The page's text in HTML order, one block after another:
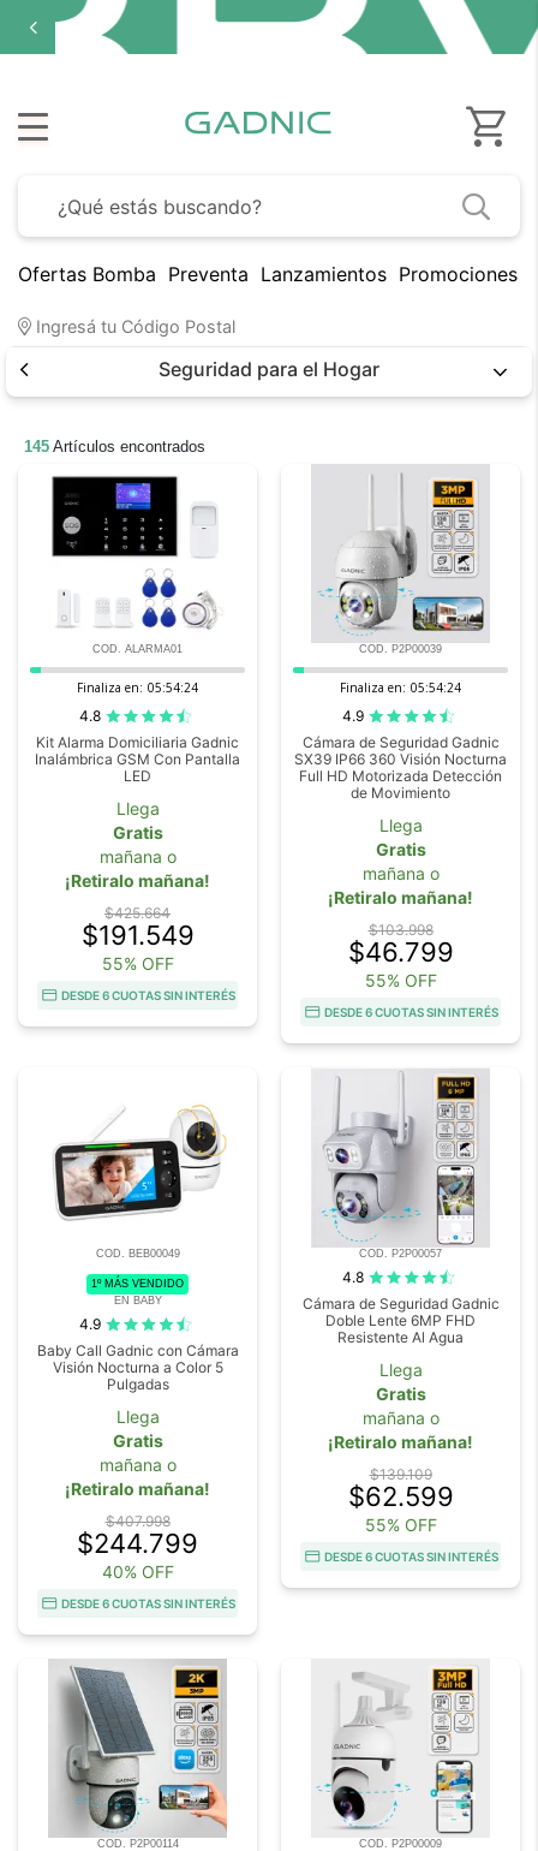
Ofertas Bomba Preventa Lanzamientos Promociones
Ingresá tu Código Postal
Seguridad para el Hogar
145 Artículos encontrados
COD. ALARMA01
Finaliza en: 05:54:23
4.8
Kit Alarma Domiciliaria Gadnic
Inalámbrica GSM Con Pantalla
LED
Llega
Gratis
mañana o
¡Retiralo mañana!
$425.664
$191.549
55% OFF
DESDE 6 CUOTAS SIN INTERÉS
COD. P2P00039
Finaliza en: 05:54:23
4.9
Cámara de Seguridad Gadnic
SX39 IP66 360 Visión Nocturna
Full HD Motorizada Detección
de Movimiento
Llega
Gratis
mañana o
¡Retiralo mañana!
$103.998
$46.799
55% OFF
DESDE 6 CUOTAS SIN INTERÉS
COD. BEB00049
1º MÁS VENDIDO
EN BABY
4.9
Baby Call Gadnic con Cámara
Visión Nocturna a Color 5
Pulgadas
Llega
Gratis
mañana o
¡Retiralo mañana!
$407.998
$244.799
40% OFF
DESDE 6 CUOTAS SIN INTERÉS
COD. P2P00057
4.8
Cámara de Seguridad Gadnic
Doble Lente 6MP FHD
Resistente Al Agua
Llega
Gratis
mañana o
¡Retiralo mañana!
$139.109
$62.599
55% OFF
DESDE 6 CUOTAS SIN INTERÉS
COD. P2P00114 COD. P2P00009